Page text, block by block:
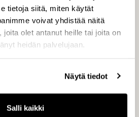
tietoja siitä, miten käytät
voivat yhdistää näitä
joita olet antanut heille tai joita on
heidän palvelujaan.
Näytä tiedot
Salli kaikki
lähes neljän miljardin
toimii laajasti
paikallisesti
kuuluvat hankinta- ja